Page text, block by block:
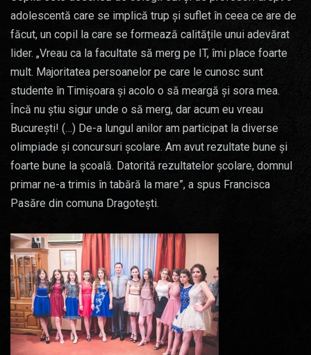
adolescentă care se implică trup și suflet în ceea ce are de
făcut, un copil la care se formează calitățile unui adevărat
lider. „Vreau ca la facultate să merg pe IT, îmi place foarte
mult. Majoritatea persoanelor pe care le cunosc sunt
studente în Timișoara și acolo o să meargă și sora mea.
Încă nu știu sigur unde o să merg, dar acum eu vreau
București! (…) De-a lungul anilor am participat la diverse
olimpiade și concursuri școlare. Am avut rezultate bune și
foarte bune la școală. Datorită rezultatelor școlare, domnul
primar ne-a trimis în tabără la mare”, a spus Francisca
Pasăre din comuna Dragotești.